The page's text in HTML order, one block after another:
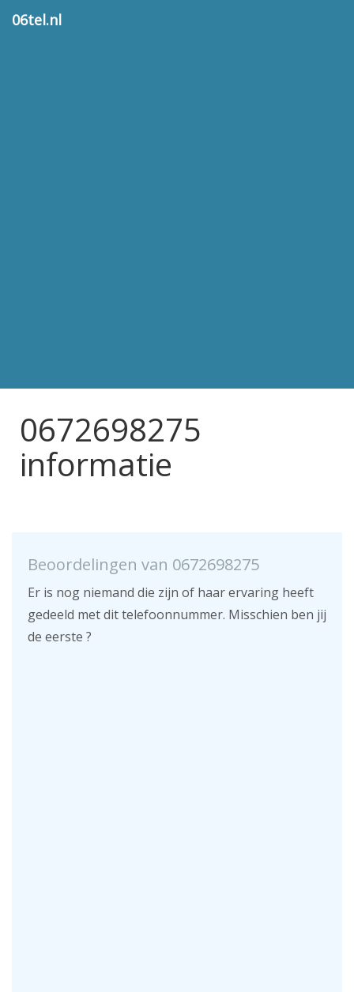
06tel.nl
0672698275
informatie
Beoordelingen van 0672698275
Er is nog niemand die zijn of haar ervaring heeft
gedeeld met dit telefoonnummer. Misschien ben jij
de eerste ?